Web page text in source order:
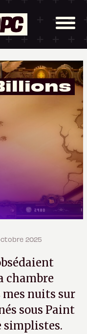
2025
chambre
mes nuits sur
sous Paint
simplistes.